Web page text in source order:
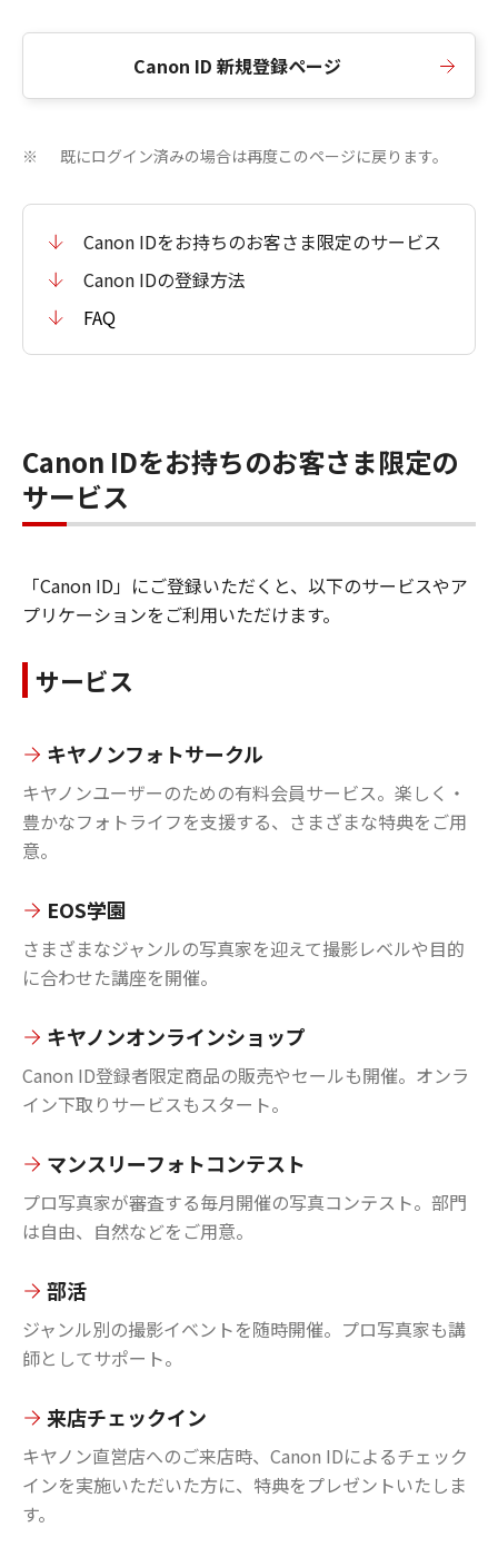
Canon ID 新規登録ページ
※ 既にログイン済みの場合は再度このページに戻ります。
Canon IDをお持ちのお客さま限定のサービス
Canon IDの登録方法
FAQ
Canon IDをお持ちのお客さま限定の
サービス
「Canon ID」にご登録いただくと、以下のサービスやア
プリケーションをご利用いただけます。
サービス
キヤノンフォトサークル
キヤノンユーザーのための有料会員サービス。楽しく・
豊かなフォトライフを支援する、さまざまな特典をご用
意。
EOS学園
さまざまなジャンルの写真家を迎えて撮影レベルや目的
に合わせた講座を開催。
キヤノンオンラインショップ
Canon ID登録者限定商品の販売やセールも開催。オンラ
イン下取りサービスもスタート。
マンスリーフォトコンテスト
プロ写真家が審査する毎月開催の写真コンテスト。部門
は自由、自然などをご用意。
部活
ジャンル別の撮影イベントを随時開催。プロ写真家も講
師としてサポート。
来店チェックイン
キヤノン直営店へのご来店時、Canon IDによるチェック
インを実施いただいた方に、特典をプレゼントいたしま
す。